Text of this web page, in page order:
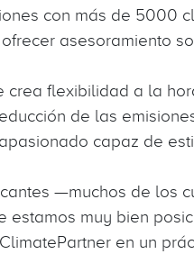
con más de 5000
asesoramiento
flexibilidad a la
de las
capaz de
—muchos de los
muy bien
en un